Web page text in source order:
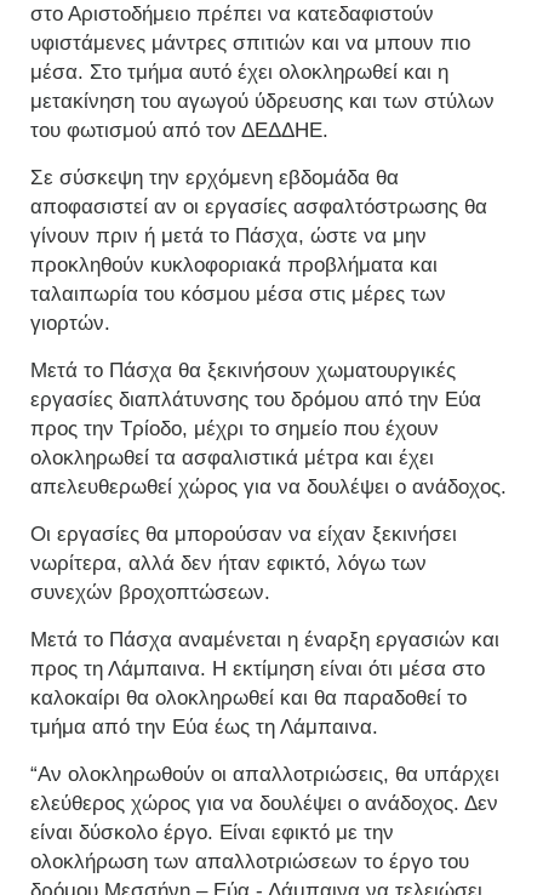
στο Αριστοδήμειο πρέπει να κατεδαφιστούν
υφιστάμενες μάντρες σπιτιών και να μπουν πιο
μέσα. Στο τμήμα αυτό έχει ολοκληρωθεί και η
μετακίνηση του αγωγού ύδρευσης και των στύλων
του φωτισμού από τον ΔΕΔΔΗΕ.
Σε σύσκεψη την ερχόμενη εβδομάδα θα
αποφασιστεί αν οι εργασίες ασφαλτόστρωσης θα
γίνουν πριν ή μετά το Πάσχα, ώστε να μην
προκληθούν κυκλοφοριακά προβλήματα και
ταλαιπωρία του κόσμου μέσα στις μέρες των
γιορτών.
Μετά το Πάσχα θα ξεκινήσουν χωματουργικές
εργασίες διαπλάτυνσης του δρόμου από την Εύα
προς την Τρίοδο, μέχρι το σημείο που έχουν
ολοκληρωθεί τα ασφαλιστικά μέτρα και έχει
απελευθερωθεί χώρος για να δουλέψει ο ανάδοχος.
Οι εργασίες θα μπορούσαν να είχαν ξεκινήσει
νωρίτερα, αλλά δεν ήταν εφικτό, λόγω των
συνεχών βροχοπτώσεων.
Μετά το Πάσχα αναμένεται η έναρξη εργασιών και
προς τη Λάμπαινα. Η εκτίμηση είναι ότι μέσα στο
καλοκαίρι θα ολοκληρωθεί και θα παραδοθεί το
τμήμα από την Εύα έως τη Λάμπαινα.
“Αν ολοκληρωθούν οι απαλλοτριώσεις, θα υπάρχει
ελεύθερος χώρος για να δουλέψει ο ανάδοχος. Δεν
είναι δύσκολο έργο. Είναι εφικτό με την
ολοκλήρωση των απαλλοτριώσεων το έργο του
δρόμου Μεσσήνη – Εύα - Λάμπαινα να τελειώσει